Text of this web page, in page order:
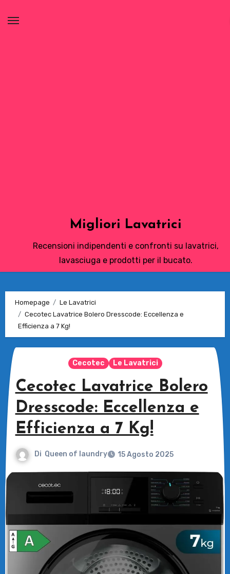
Migliori Lavatrici
Recensioni indipendenti e confronti su lavatrici,
lavasciuga e prodotti per il bucato.
Homepage
Le Lavatrici
Cecotec Lavatrice Bolero Dresscode: Eccellenza e
Efficienza a 7 Kg!
Cecotec Le Lavatrici
Cecotec Lavatrice Bolero
Dresscode: Eccellenza e
Efficienza a 7 Kg!
Di Queen of laundry 15 Agosto 2025